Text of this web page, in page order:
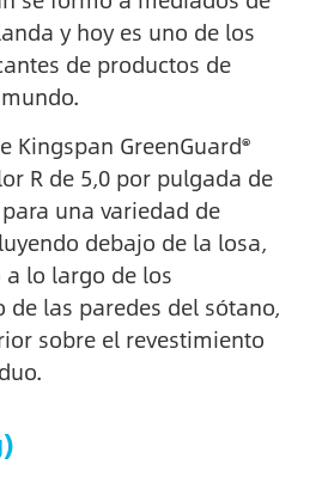
y hoy es uno de los
de productos de
Kingspan GreenGuard®
R de 5,0 por pulgada de
una variedad de
debajo de la losa,
lo largo de los
las paredes del sótano,
sobre el revestimiento